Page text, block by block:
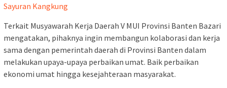
Sayuran Kangkung
Terkait Musyawarah Kerja Daerah V MUI Provinsi Banten Bazari
mengatakan, pihaknya ingin membangun kolaborasi dan kerja
sama dengan pemerintah daerah di Provinsi Banten dalam
melakukan upaya-upaya perbaikan umat. Baik perbaikan
ekonomi umat hingga kesejahteraan masyarakat.